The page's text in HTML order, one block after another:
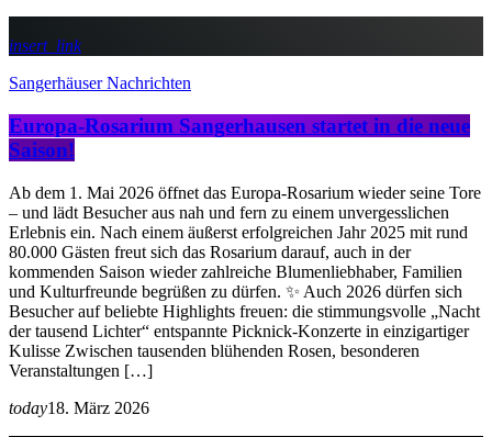
insert_link
Sangerhäuser Nachrichten
Europa-Rosarium Sangerhausen startet in die neue
Saison!
Ab dem 1. Mai 2026 öffnet das Europa-Rosarium wieder seine Tore
– und lädt Besucher aus nah und fern zu einem unvergesslichen
Erlebnis ein. Nach einem äußerst erfolgreichen Jahr 2025 mit rund
80.000 Gästen freut sich das Rosarium darauf, auch in der
kommenden Saison wieder zahlreiche Blumenliebhaber, Familien
und Kulturfreunde begrüßen zu dürfen. ✨ Auch 2026 dürfen sich
Besucher auf beliebte Highlights freuen: die stimmungsvolle „Nacht
der tausend Lichter“ entspannte Picknick-Konzerte in einzigartiger
Kulisse Zwischen tausenden blühenden Rosen, besonderen
Veranstaltungen […]
today18. März 2026